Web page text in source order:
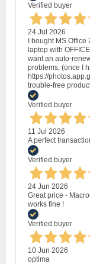
Verified buyer
24 Jul 2026
I bought MS Office
laptop with
want an auto-
problems, (once I
https://
trouble-free
Verified buyer
11 Jul 2026
A perfect
Verified buyer
24 Jun 2026
Great price -
works fine !
Verified buyer
10 Jun 2026
optima